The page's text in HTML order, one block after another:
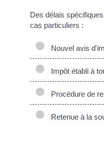
Des délais
cas particuliers :
Nouvel avis
Impôt établi à
Procédure de
Retenue à la